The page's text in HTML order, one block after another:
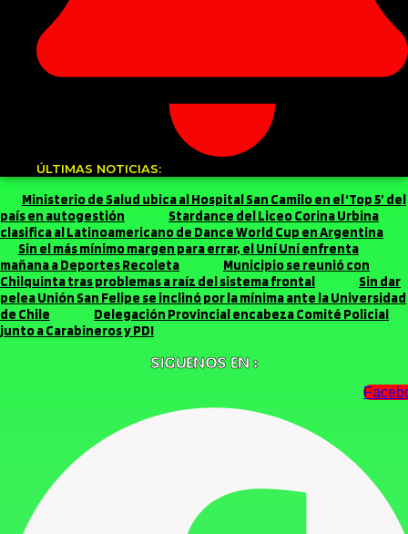
ÚLTIMAS NOTICIAS:
Ministerio de Salud ubica al Hospital San Camilo en el ‘Top 5’ del
país en autogestión
Stardance del Liceo Corina Urbina
clasifica al Latinoamericano de Dance World Cup en Argentina
Sin el más mínimo margen para errar, el Uní Uní enfrenta
mañana a Deportes Recoleta
Municipio se reunió con
Chilquinta tras problemas a raíz del sistema frontal
Sin dar
pelea Unión San Felipe se inclinó por la mínima ante la Universidad
de Chile
Delegación Provincial encabeza Comité Policial
junto a Carabineros y PDI
SIGUENOS EN :